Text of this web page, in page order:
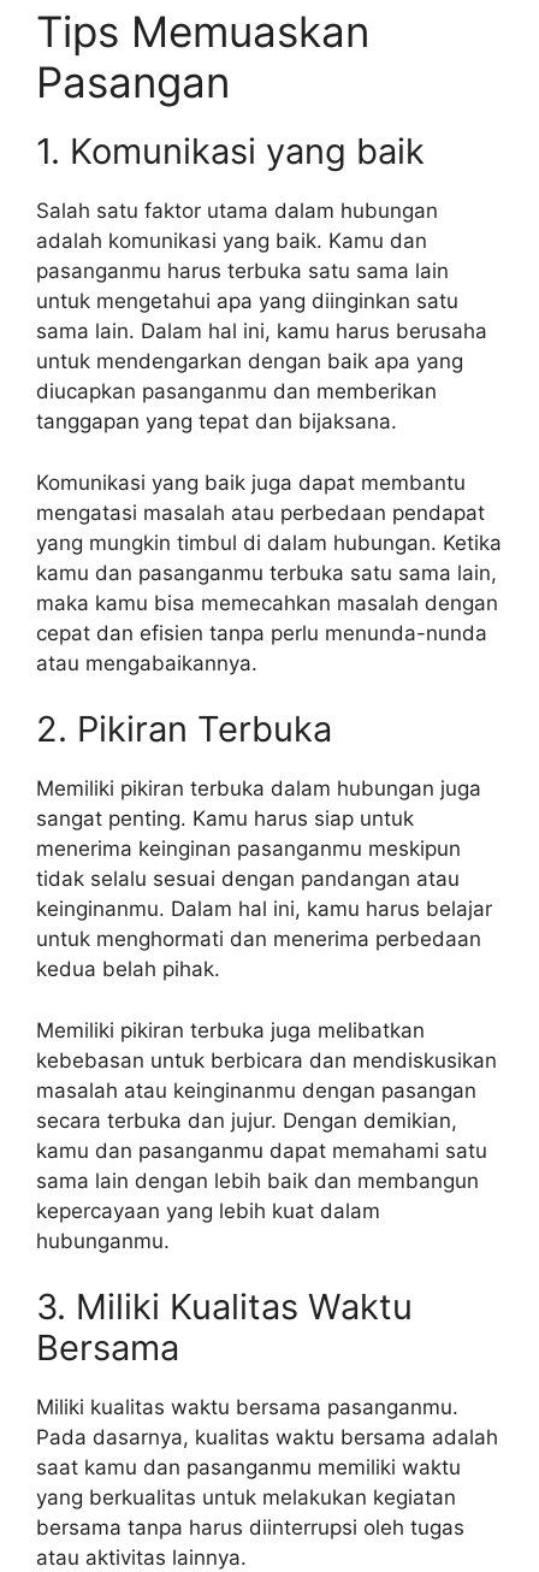
Tips Memuaskan
Pasangan
1. Komunikasi yang baik
Salah satu faktor utama dalam hubungan
adalah komunikasi yang baik. Kamu dan
pasanganmu harus terbuka satu sama lain
untuk mengetahui apa yang diinginkan satu
sama lain. Dalam hal ini, kamu harus berusaha
untuk mendengarkan dengan baik apa yang
diucapkan pasanganmu dan memberikan
tanggapan yang tepat dan bijaksana.
Komunikasi yang baik juga dapat membantu
mengatasi masalah atau perbedaan pendapat
yang mungkin timbul di dalam hubungan. Ketika
kamu dan pasanganmu terbuka satu sama lain,
maka kamu bisa memecahkan masalah dengan
cepat dan efisien tanpa perlu menunda-nunda
atau mengabaikannya.
2. Pikiran Terbuka
Memiliki pikiran terbuka dalam hubungan juga
sangat penting. Kamu harus siap untuk
menerima keinginan pasanganmu meskipun
tidak selalu sesuai dengan pandangan atau
keinginanmu. Dalam hal ini, kamu harus belajar
untuk menghormati dan menerima perbedaan
kedua belah pihak.
Memiliki pikiran terbuka juga melibatkan
kebebasan untuk berbicara dan mendiskusikan
masalah atau keinginanmu dengan pasangan
secara terbuka dan jujur. Dengan demikian,
kamu dan pasanganmu dapat memahami satu
sama lain dengan lebih baik dan membangun
kepercayaan yang lebih kuat dalam
hubunganmu.
3. Miliki Kualitas Waktu
Bersama
Miliki kualitas waktu bersama pasanganmu.
Pada dasarnya, kualitas waktu bersama adalah
saat kamu dan pasanganmu memiliki waktu
yang berkualitas untuk melakukan kegiatan
bersama tanpa harus diinterrupsi oleh tugas
atau aktivitas lainnya.